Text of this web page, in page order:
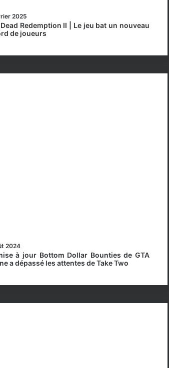
2025
Dead Redemption II | Le jeu bat un nouveau
de joueurs
2024
à jour Bottom Dollar Bounties de GTA
a dépassé les attentes de Take Two